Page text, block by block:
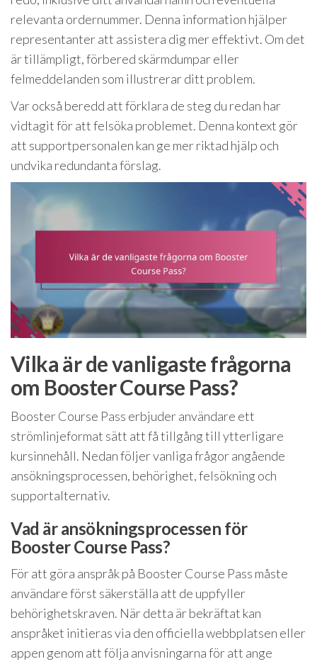
relevanta ordernummer. Denna information hjälper
representanter att assistera dig mer effektivt. Om det
är tillämpligt, förbered skärmdumpar eller
felmeddelanden som illustrerar ditt problem.
Var också beredd att förklara de steg du redan har
vidtagit för att felsöka problemet. Denna kontext gör
att supportpersonalen kan ge mer riktad hjälp och
undvika redundanta förslag.
Vilka är de vanligaste frågorna
om Booster Course Pass?
Booster Course Pass erbjuder användare ett
strömlinjeformat sätt att få tillgång till ytterligare
kursinnehåll. Nedan följer vanliga frågor angående
ansökningsprocessen, behörighet, felsökning och
supportalternativ.
Vad är ansökningsprocessen för
Booster Course Pass?
För att göra anspråk på Booster Course Pass måste
användare först säkerställa att de uppfyller
behörighetskraven. När detta är bekräftat kan
anspråket initieras via den officiella webbplatsen eller
appen genom att följa anvisningarna för att ange